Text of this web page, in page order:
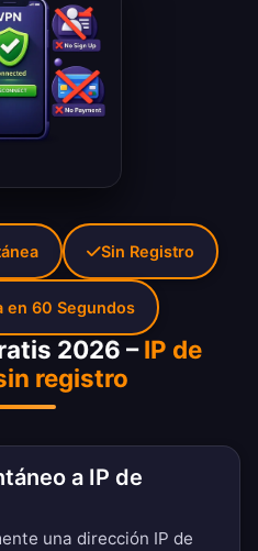
2026 –IP de
registro
a IP de
una dirección IP de
Sin Registro
en 60 Segundos